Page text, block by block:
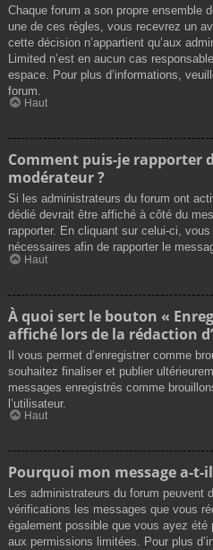
Chaque forum a son propre ensemble
une de ces règles, vous recevrez un
cette décision n’appartient qu’aux
Limited n’est en aucun cas
espace. Pour plus d’informations,
forum.
Haut
Comment puis-je rapporter
modérateur ?
Si les administrateurs du forum ont
dédié devrait être affiché à côté du
rapporter. En cliquant sur celui-ci,
nécessaires afin de rapporter le
Haut
À quoi sert le bouton «
affiché lors de la rédaction
Il vous permet d’enregistrer comme
souhaitez finaliser et publier
messages enregistrés comme
l’utilisateur.
Haut
Pourquoi mon message a-t-
Les administrateurs du forum peuvent
vérifications les messages que vous
également possible que vous ayez été
aux permissions limitées. Pour plus